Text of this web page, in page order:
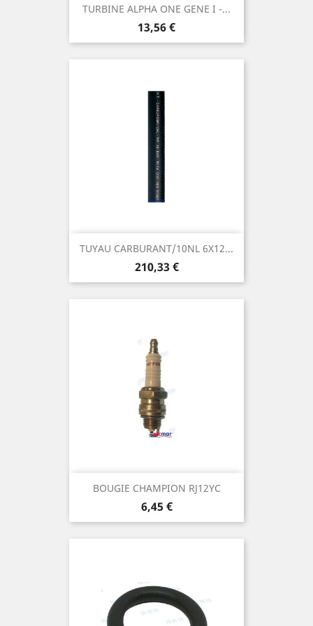
TURBINE ALPHA ONE GENE I -...
Prix
13,56 €
TUYAU CARBURANT/10NL 6X12...
Prix
210,33 €
BOUGIE CHAMPION RJ12YC
Prix
6,45 €